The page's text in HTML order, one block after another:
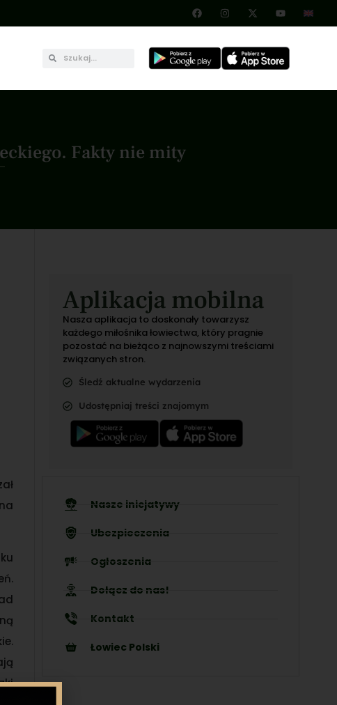
Fakty nie mity
Aplikacja mobilna
Nasza aplikacja to doskonały towarzysz
każdego miłośnika łowiectwa, który pragnie
pozostać na bieżąco z najnowszymi treściami
związanych stron.
Śledź aktualne wydarzenia
Udostępniaj treści znajomym
Nasze inicjatywy
Ubezpieczenia
Ogłoszenia
Dołącz do nas!
Kontakt
Łowiec Polski